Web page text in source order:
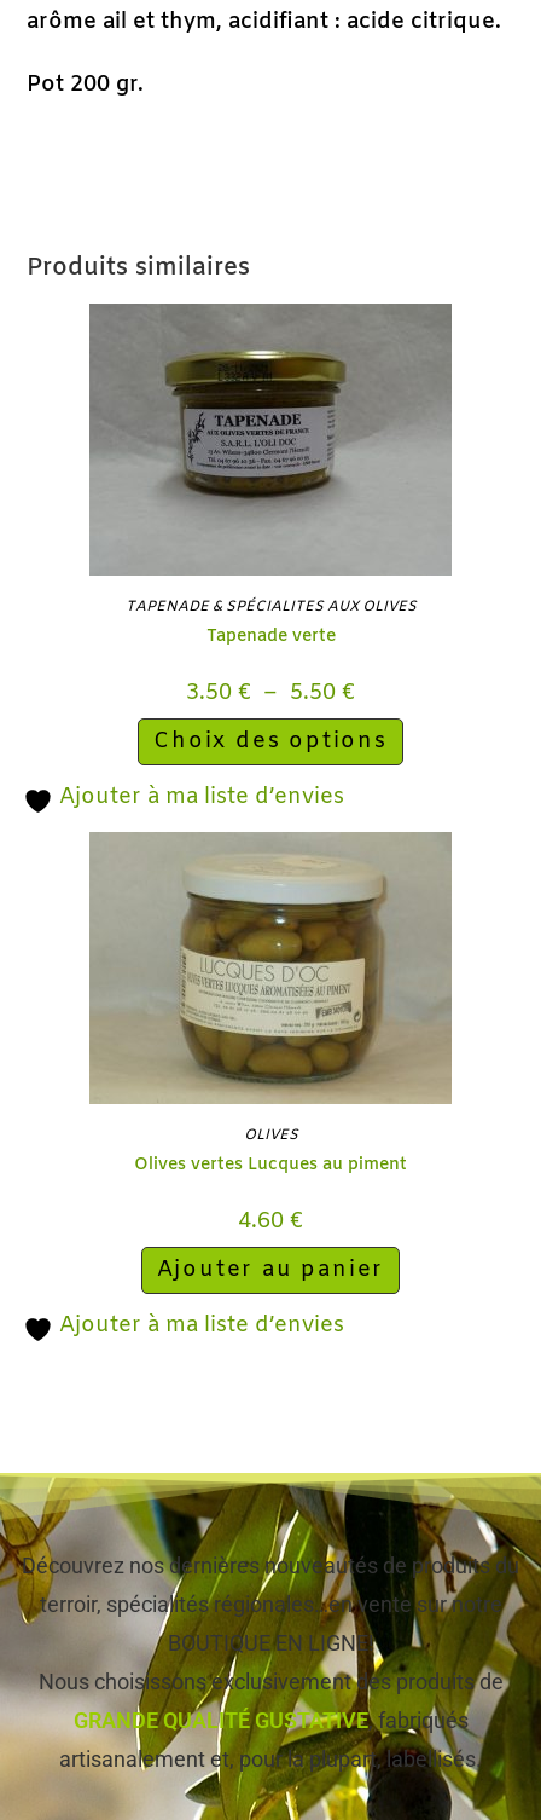
arôme ail et thym, acidifiant : acide citrique.
Pot 200 gr.
Produits similaires
TAPENADE & SPÉCIALITES AUX OLIVES
Tapenade verte
3.50 € – 5.50 €
Choix des options
Ajouter à ma liste d’envies
OLIVES
Olives vertes Lucques au piment
4.60 €
Ajouter au panier
Ajouter à ma liste d’envies
Découvrez nos dernières nouveautés de produits du
terroir, spécialités régionales…en vente sur notre
BOUTIQUE EN LIGNE!
Nous choisissons exclusivement des produits de
GRANDE QUALITÉ GUSTATIVE, fabriqués
artisanalement et, pour la plupart, labellisés.